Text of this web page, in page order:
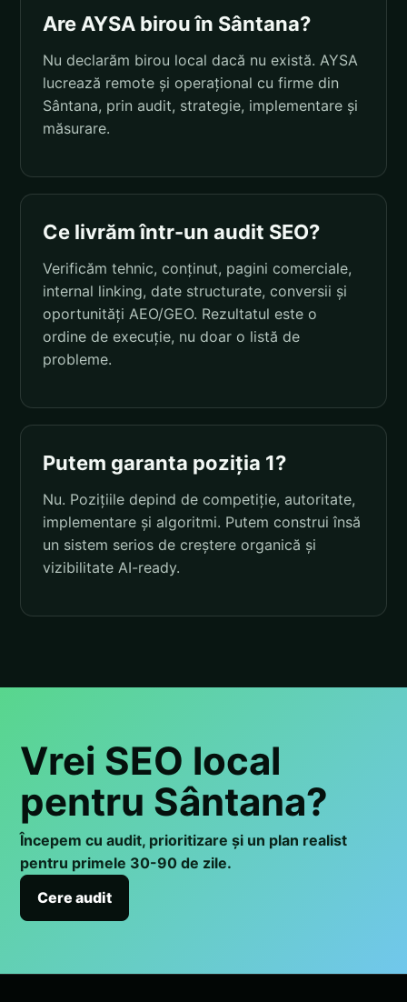
Are AYSA birou în Sântana?
Nu declarăm birou local dacă nu există. AYSA
lucrează remote și operațional cu firme din
Sântana, prin audit, strategie, implementare și
măsurare.
Ce livrăm într-un audit SEO?
Verificăm tehnic, conținut, pagini comerciale,
internal linking, date structurate, conversii și
oportunități AEO/GEO. Rezultatul este o
ordine de execuție, nu doar o listă de
probleme.
Putem garanta poziția 1?
Nu. Pozițiile depind de competiție, autoritate,
implementare și algoritmi. Putem construi însă
un sistem serios de creștere organică și
vizibilitate AI-ready.
Vrei SEO local
pentru Sântana?
Începem cu audit, prioritizare și un plan realist
pentru primele 30-90 de zile.
Cere audit